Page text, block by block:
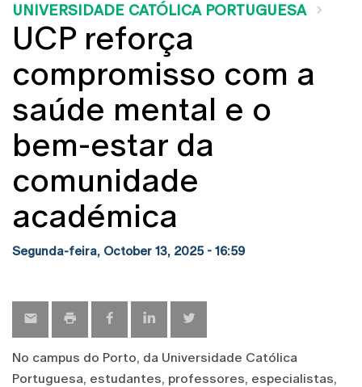
UNIVERSIDADE CATÓLICA PORTUGUESA
UCP reforça
compromisso com a
saúde mental e o
bem-estar da
comunidade
académica
Segunda-feira, October 13, 2025 - 16:59
No campus do Porto, da Universidade Católica
Portuguesa, estudantes, professores, especialistas,